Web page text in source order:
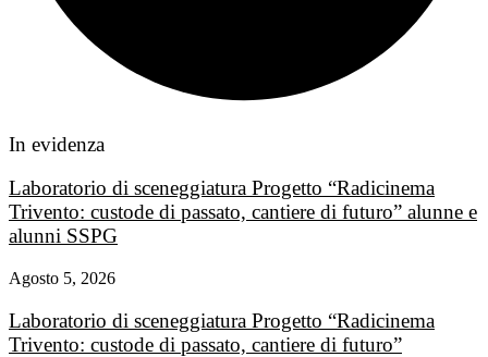
In evidenza
Laboratorio di sceneggiatura Progetto “Radicinema
Trivento: custode di passato, cantiere di futuro” alunne e
alunni SSPG
Agosto 5, 2026
Laboratorio di sceneggiatura Progetto “Radicinema
Trivento: custode di passato, cantiere di futuro”